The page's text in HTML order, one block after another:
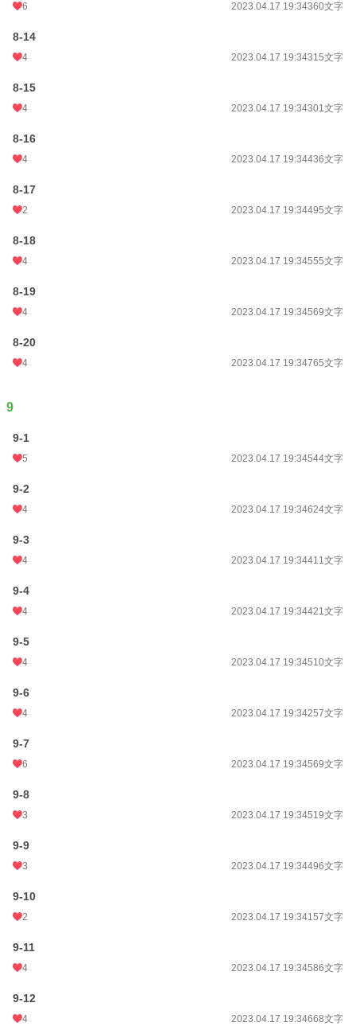
6 2023.04.17 19:34360文字
8-14
4 2023.04.17 19:34315文字
8-15
4 2023.04.17 19:34301文字
8-16
4 2023.04.17 19:34436文字
8-17
2 2023.04.17 19:34495文字
8-18
4 2023.04.17 19:34555文字
8-19
4 2023.04.17 19:34569文字
8-20
4 2023.04.17 19:34765文字
9
9-1
5 2023.04.17 19:34544文字
9-2
4 2023.04.17 19:34624文字
9-3
4 2023.04.17 19:34411文字
9-4
4 2023.04.17 19:34421文字
9-5
4 2023.04.17 19:34510文字
9-6
4 2023.04.17 19:34257文字
9-7
6 2023.04.17 19:34569文字
9-8
3 2023.04.17 19:34519文字
9-9
3 2023.04.17 19:34496文字
9-10
2 2023.04.17 19:34157文字
9-11
4 2023.04.17 19:34586文字
9-12
4 2023.04.17 19:34668文字